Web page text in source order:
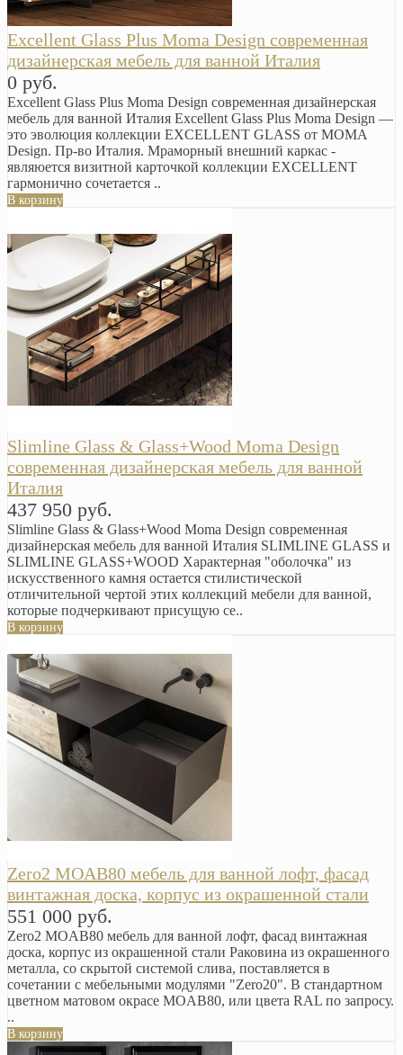
Excellent Glass Plus Moma Design современная
дизайнерская мебель для ванной Италия
0 руб.
Excellent Glass Plus Moma Design современная дизайнерская
мебель для ванной Италия Excellent Glass Plus Moma Design —
это эволюция коллекции EXCELLENT GLASS от MOMA
Design. Пр-во Италия. Мраморный внешний каркас -
являюется визитной карточкой коллекции EXCELLENT
гармонично сочетается ..
В корзину
Slimline Glass & Glass+Wood Moma Design
современная дизайнерская мебель для ванной
Италия
437 950 руб.
Slimline Glass & Glass+Wood Moma Design современная
дизайнерская мебель для ванной Италия SLIMLINE GLASS и
SLIMLINE GLASS+WOOD Характерная "оболочка" из
искусственного камня остается стилистической
отличительной чертой этих коллекций мебели для ванной,
которые подчеркивают присущую се..
В корзину
Zero2 MOAB80 мебель для ванной лофт, фасад
винтажная доска, корпус из окрашенной стали
551 000 руб.
Zero2 MOAB80 мебель для ванной лофт, фасад винтажная
доска, корпус из окрашенной стали Раковина из окрашенного
металла, со скрытой системой слива, поставляется в
сочетании с мебельными модулями "Zero20". В стандартном
цветном матовом окрасе MOAB80, или цвета RAL по запросу.
..
В корзину